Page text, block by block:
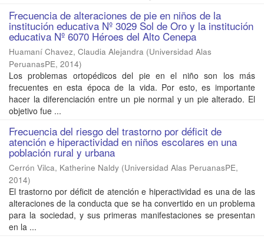
Frecuencia de alteraciones de pie en niños de la
institución educativa Nº 3029 Sol de Oro y la institución
educativa Nº 6070 Héroes del Alto Cenepa
Huamaní Chavez, Claudia Alejandra (Universidad Alas
PeruanasPE, 2014)
Los problemas ortopédicos del pie en el niño son los más
frecuentes en esta época de la vida. Por esto, es importante
hacer la diferenciación entre un pie normal y un pie alterado. El
objetivo fue ...
Frecuencia del riesgo del trastorno por déficit de
atención e hiperactividad en niños escolares en una
población rural y urbana
Cerrón Vilca, Katherine Naldy (Universidad Alas PeruanasPE,
2014)
El trastorno por déficit de atención e hiperactividad es una de las
alteraciones de la conducta que se ha convertido en un problema
para la sociedad, y sus primeras manifestaciones se presentan
en la ...